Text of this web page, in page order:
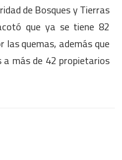
de Bosques y Tierras
que ya se tiene 82
las quemas, además que
más de 42 propietarios